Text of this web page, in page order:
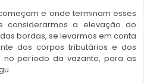
e onde terminam esses
considerarmos a elevação do
bordas, se levarmos em conta
dos corpos tributários e dos
período da vazante, para as